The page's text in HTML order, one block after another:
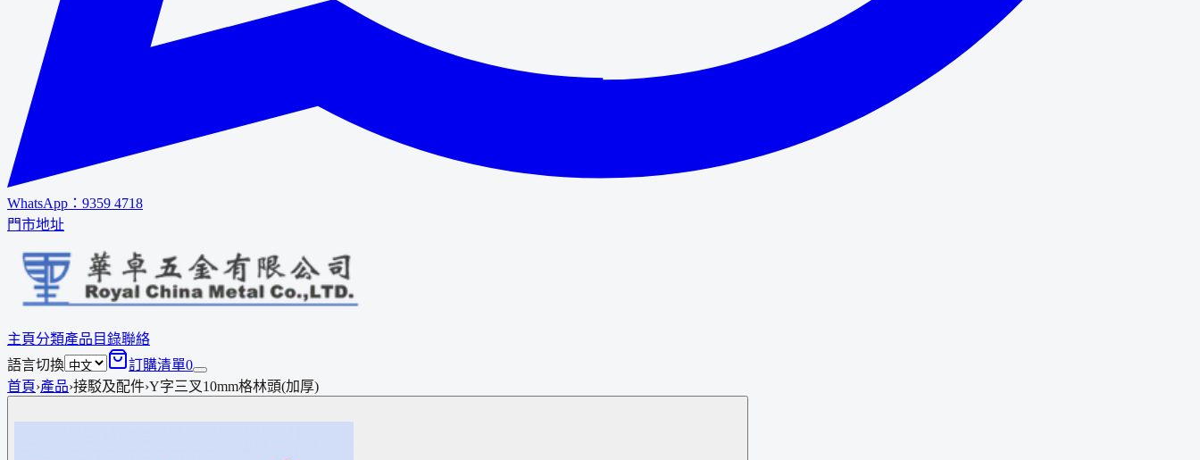
WhatsApp： 9359 4718
門市地址
主頁分類產品 目錄聯絡
語言切換
訂購清單0
首頁›產品›接駁及配件›Y字三叉10mm格林頭(加厚)